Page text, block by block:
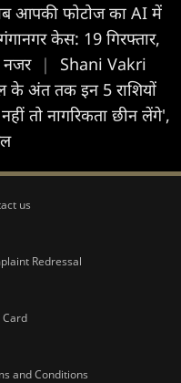
अब आपकी फोटोज का AI में
केस: 19 गिरफ्तार,
नजर |
Shani Vakri
के अंत तक इन 5 राशियों
तो नागरिकता छीन लेंगे',
us
Redressal
Card
and Conditions